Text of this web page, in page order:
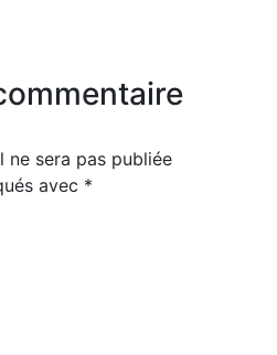
ne sera pas publiée
avec *